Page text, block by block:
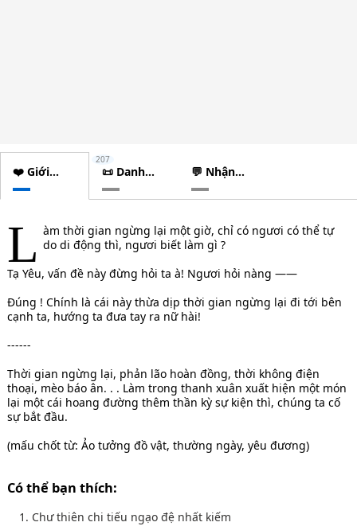
❤️ Giới
thiệu
📜 Danh
sách
chương
207
💬 Nhận
xét
L àm thời gian ngừng lại một giờ, chỉ có ngươi có thể tự
do di động thì, ngươi biết làm gì ?
Tạ Yêu, vấn đề này đừng hỏi ta à! Ngươi hỏi nàng ——
Đúng ! Chính là cái này thừa dịp thời gian ngừng lại đi tới bên
cạnh ta, hướng ta đưa tay ra nữ hài!
------
Thời gian ngừng lại, phản lão hoàn đồng, thời không điện
thoại, mèo báo ân. . . Làm trong thanh xuân xuất hiện một món
lại một cái hoang đường thêm thần kỳ sự kiện thì, chúng ta cố
sự bắt đầu.
(mấu chốt từ: Ảo tưởng đồ vật, thường ngày, yêu đương)
Có thể bạn thích:
1. Chư thiên chi tiếu ngạo đệ nhất kiếm